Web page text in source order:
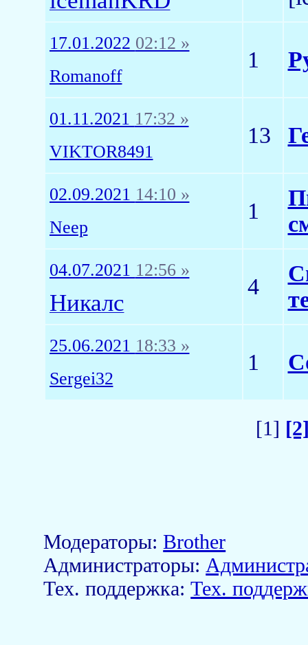
17.01.2022 02:12 »
Romanoff
1
01.11.2021 17:32 »
VIKTOR8491
13
02.09.2021 14:10 »
Neep
1
04.07.2021 12:56 »
Никалс
4
25.06.2021 18:33 »
Sergei32
1
[1]
Модераторы:Brother
Aдминистраторы:
Тех. поддержка:Тех.